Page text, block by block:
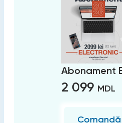
Abonament
2 099 MDL